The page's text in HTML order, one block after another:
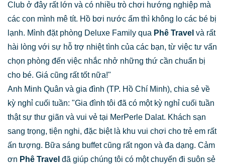
Club ở đây rất lớn và có nhiều trò chơi hướng nghiệp mà
các con mình mê tít. Hồ bơi nước ấm thì không lo các bé bị
lạnh. Mình đặt phòng Deluxe Family qua Phê Travel và rất
hài lòng với sự hỗ trợ nhiệt tình của các bạn, từ việc tư vấn
chọn phòng đến việc nhắc nhở những thứ cần chuẩn bị
cho bé. Giá cũng rất tốt nữa!"
Anh Minh Quân và gia đình (TP. Hồ Chí Minh), chia sẻ về
kỳ nghỉ cuối tuần: "Gia đình tôi đã có một kỳ nghỉ cuối tuần
thật sự thư giãn và vui vẻ tại MerPerle Dalat. Khách sạn
sang trọng, tiện nghi, đặc biệt là khu vui chơi cho trẻ em rất
ấn tượng. Bữa sáng buffet cũng rất ngon và đa dạng. Cảm
ơn Phê Travel đã giúp chúng tôi có một chuyến đi suôn sẻ